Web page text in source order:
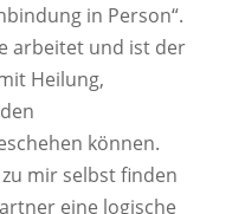
in Person“.
arbeitet und ist der
Heilung,
können.
mir selbst finden
eine logische